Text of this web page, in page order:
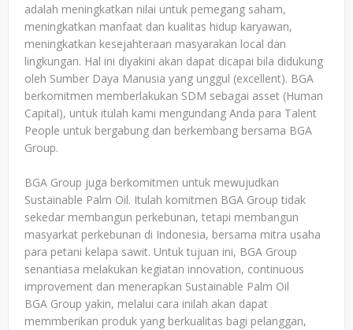
adalah meningkatkan nilai untuk pemegang saham,
meningkatkan manfaat dan kualitas hidup karyawan,
meningkatkan kesejahteraan masyarakan local dan
lingkungan. Hal ini diyakini akan dapat dicapai bila didukung
oleh Sumber Daya Manusia yang unggul (excellent). BGA
berkomitmen memberlakukan SDM sebagai asset (Human
Capital), untuk itulah kami mengundang Anda para Talent
People untuk bergabung dan berkembang bersama BGA
Group.
BGA Group juga berkomitmen untuk mewujudkan
Sustainable Palm Oil. Itulah komitmen BGA Group tidak
sekedar membangun perkebunan, tetapi membangun
masyarkat perkebunan di Indonesia, bersama mitra usaha
para petani kelapa sawit. Untuk tujuan ini, BGA Group
senantiasa melakukan kegiatan innovation, continuous
improvement dan menerapkan Sustainable Palm Oil
BGA Group yakin, melalui cara inilah akan dapat
memmberikan produk yang berkualitas bagi pelanggan,